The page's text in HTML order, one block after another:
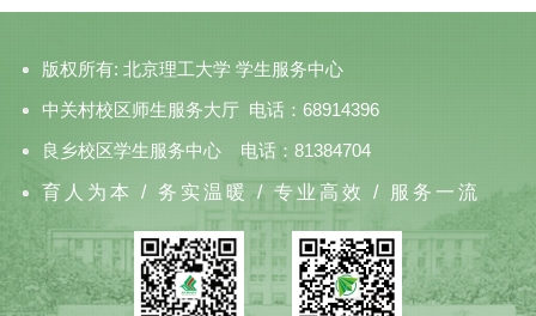
版权所有: 北京理工大学 学生服务中心
中关村校区师生服务大厅 电话：68914396
良乡校区学生服务中心 电话：81384704
育人为本 / 务实温暖 / 专业高效 / 服务一流